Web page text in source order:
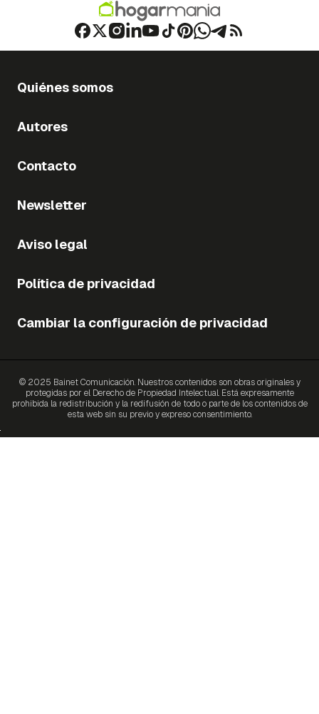
Quiénes somos
Autores
Contacto
Newsletter
Aviso legal
Política de privacidad
Cambiar la configuración de privacidad
© 2025 Bainet Comunicación. Nuestros contenidos son obras originales y
protegidas por el Derecho de Propiedad Intelectual. Está expresamente
prohibida la redistribución y la redifusión de todo o parte de los contenidos de
esta web sin su previo y expreso consentimiento.